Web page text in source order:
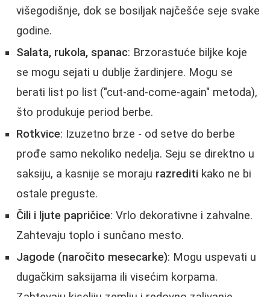
višegodišnje, dok se bosiljak najčešće seje svake
godine.
Salata, rukola, spanac: Brzorastuće biljke koje
se mogu sejati u dublje žardinjere. Mogu se
berati list po list ("cut-and-come-again" metoda),
što produkuje period berbe.
Rotkvice: Izuzetno brze - od setve do berbe
prođe samo nekoliko nedelja. Seju se direktno u
saksiju, a kasnije se moraju razrediti kako ne bi
ostale preguste.
Čili i ljute papričice: Vrlo dekorativne i zahvalne.
Zahtevaju toplo i sunčano mesto.
Jagode (naročito mesecarke): Mogu uspevati u
dugačkim saksijama ili visećim korpama.